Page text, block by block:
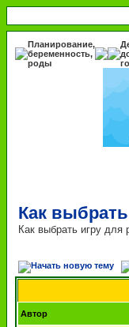
Планирование,
беременность,
роды
Как
Как выбрать игру
Автор